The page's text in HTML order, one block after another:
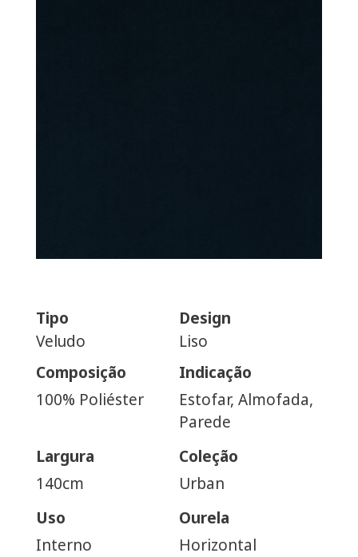
Tipo
Veludo
Design
Liso
Composição
100% Poliéster
Indicação
Estofar, Almofada,
Parede
Largura
140cm
Coleção
Urban
Uso
Interno
Ourela
Horizontal